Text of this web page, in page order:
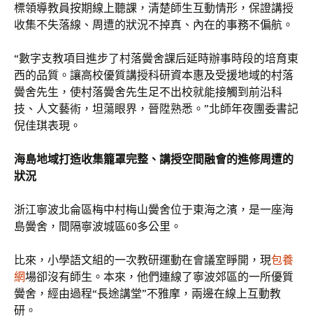
標領導教員按期線上聽課，清楚師生互動情形，保證講授
收集不失落線、周遭的狀況不掉真、內在的事務不偏航。
“數字支教項目進步了村落黌舍課后延時辦事時段的培育東
西的品質。讓高校優質講授科研資本惠及受援地域的村落
黌舍先生，使村落黌舍先生足不出校就能接觸到前沿科
技、人文藝術，坦蕩眼界，晉陞熟悉。”北師年夜團委書記
倪佳琪表現。
海島地域打造收集籠罩完整、講授空間融會的進修周遭的
狀況
浙江寧波北侖區梅中村梅山黌舍位于東海之濱，是一座海
島黌舍，間隔寧波城區60多公里。
比來，小學語文組的一次教研運動在會議室睜開，現包養
網場卻沒有師生。本來，他們連線了寧波郊區的一所優質
黌舍，經由過程“長途講堂”不雅摩，兩邊在線上互動教
研。